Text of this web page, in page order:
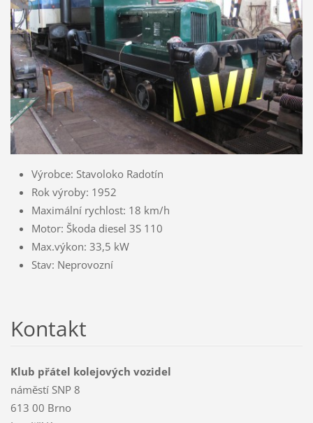
Výrobce: Stavoloko Radotín
Rok výroby: 1952
Maximální rychlost: 18 km/h
Motor: Škoda diesel 3S 110
Max.výkon: 33,5 kW
Stav: Neprovozní
Kontakt
Klub přátel kolejových vozidel
náměstí SNP 8
613 00 Brno